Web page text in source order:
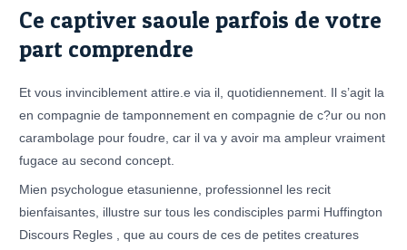
Ce captiver saoule parfois de votre
part comprendre
Et vous invinciblement attire.e via il, quotidiennement. Il s’agit la
en compagnie de tamponnement en compagnie de c?ur ou non
carambolage pour foudre, car il va y avoir ma ampleur vraiment
fugace au second concept.
Mien psychologue etasunienne, professionnel les recit
bienfaisantes, illustre sur tous les condisciples parmi Huffington
Discours Regles , que au cours de ces de petites creatures